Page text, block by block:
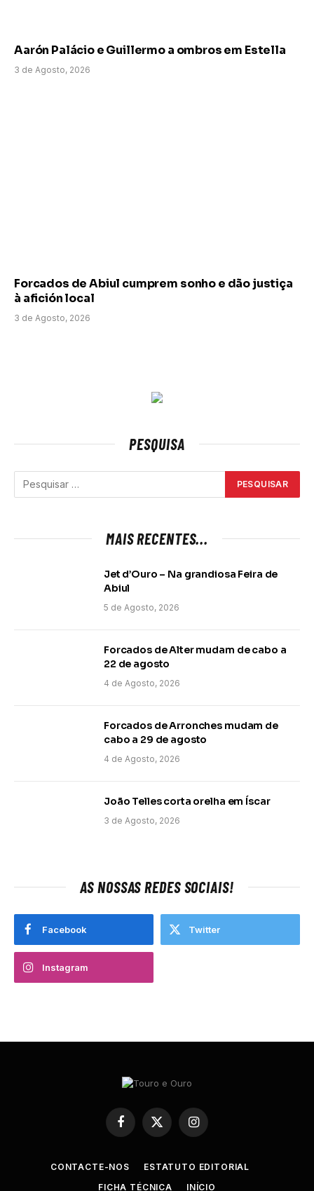
Aarón Palácio e Guillermo a ombros em Estella
3 de Agosto, 2026
Forcados de Abiul cumprem sonho e dão justiça
à afición local
3 de Agosto, 2026
PESQUISA
MAIS RECENTES...
Jet d’Ouro – Na grandiosa Feira de
Abiul
5 de Agosto, 2026
Forcados de Alter mudam de cabo a
22 de agosto
4 de Agosto, 2026
Forcados de Arronches mudam de
cabo a 29 de agosto
4 de Agosto, 2026
João Telles corta orelha em Íscar
3 de Agosto, 2026
AS NOSSAS REDES SOCIAIS!
Facebook Twitter
Instagram
Facebook
X
(Twitter)
Instagram
CONTACTE-NOS
ESTATUTO EDITORIAL
FICHA TÉCNICA
INÍCIO